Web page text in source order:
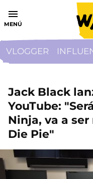
MENÚ
VLOGGER
Jack Black
YouTube:
Ninja, va a
Die Pie"